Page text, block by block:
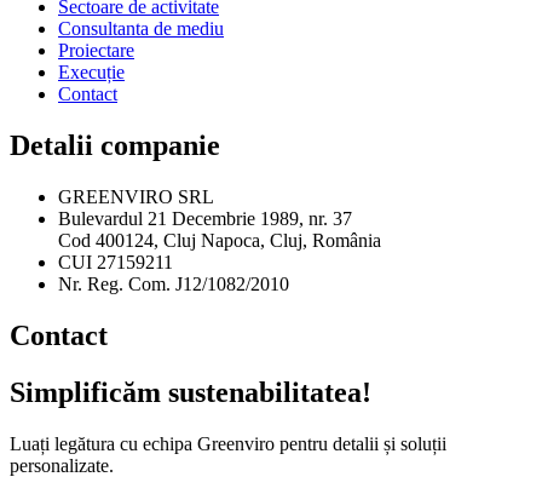
Sectoare de activitate
Consultanta de mediu
Proiectare
Execuție
Contact
Detalii companie
GREENVIRO SRL
Bulevardul 21 Decembrie 1989, nr. 37
Cod 400124, Cluj Napoca, Cluj, România
CUI 27159211
Nr. Reg. Com. J12/1082/2010
Contact
Simplificăm sustenabilitatea!
Luați legătura cu echipa Greenviro pentru detalii și soluții
personalizate.